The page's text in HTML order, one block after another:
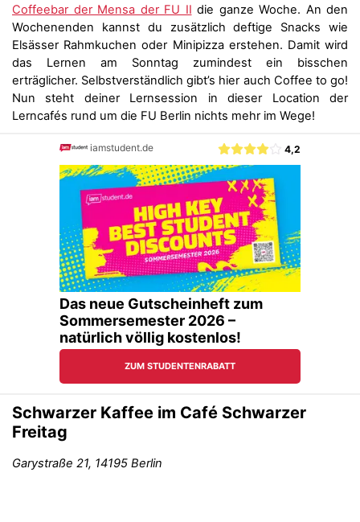
Coffeebar der Mensa der FU II die ganze Woche. An den
Wochenenden kannst du zusätzlich deftige Snacks wie
Elsässer Rahmkuchen oder Minipizza erstehen. Damit wird
das Lernen am Sonntag zumindest ein bisschen
erträglicher. Selbstverständlich gibt’s hier auch Coffee to go!
Nun steht deiner Lernsession in dieser Location der
Lerncafés rund um die FU Berlin nichts mehr im Wege!
Schwarzer Kaffee im Café Schwarzer
Freitag
Garystraße 21, 14195 Berlin